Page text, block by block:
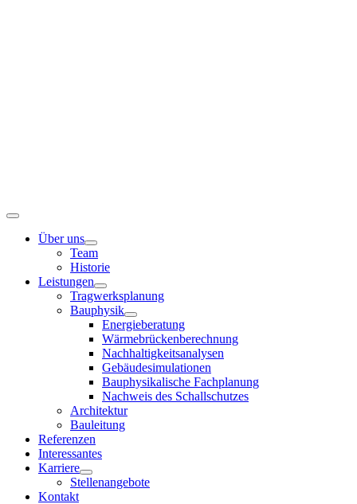
Toggle
NavigationÜber uns
Team
Historie
Leistungen
Tragwerksplanung
Bauphysik
Energieberatung
Wärmebrückenberechnung
Nachhaltigkeitsanalysen
Gebäudesimulationen
Bauphysikalische Fachplanung
Nachweis des Schallschutzes
Architektur
Bauleitung
Referenzen
Interessantes
Karriere
Stellenangebote
Kontakt